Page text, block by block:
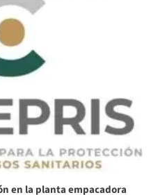
en la planta empacadora